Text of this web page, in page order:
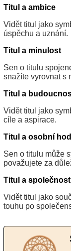
Titul a ambice
Vidět titul jako
úspěchu a uznání.
Titul a minulost
Sen o titulu
snažíte vyrovnat s
Titul a
Vidět titul jako
cíle a aspirace.
Titul a osobní
Sen o titulu může
považujete za
Titul a společnost
Vidět titul jako
touhu po